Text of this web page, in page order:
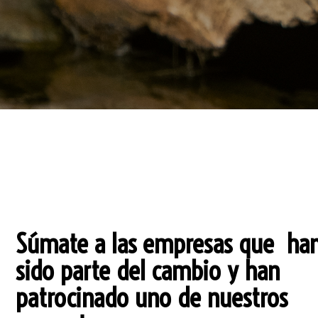
Súmate a las empresas que
sido parte del cambio y han
patrocinado uno de nuestros